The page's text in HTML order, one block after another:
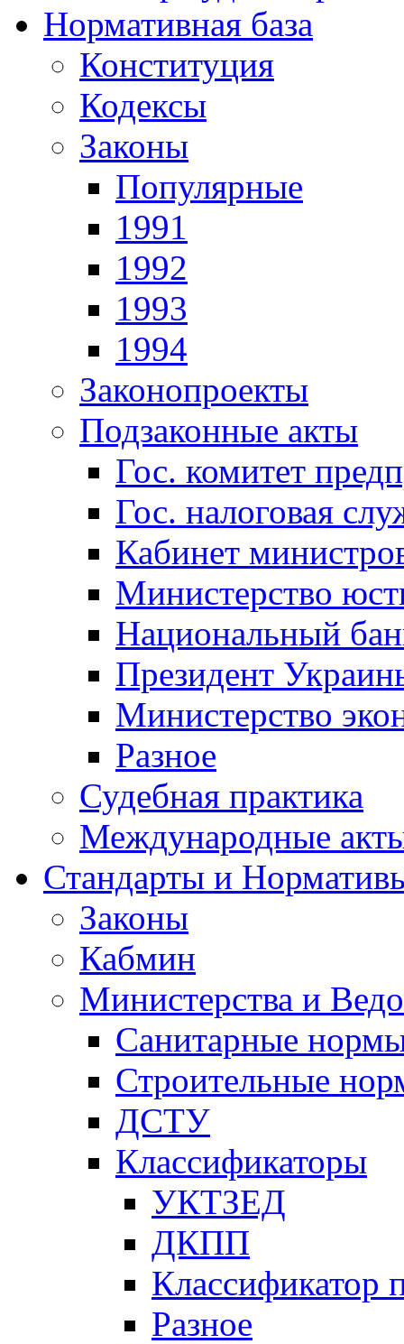
Нормативная база
Конституция
Кодексы
Законы
Популярные
1991
1992
1993
1994
Законопроекты
Подзаконные акты
Гос. комитет
Гос. налоговая
Кабинет
Министерство
Национальный
Президент
Министерство
Разное
Судебная практика
Международные
Стандарты и
Законы
Кабмин
Министерства и
Санитарные
Строительные
ДСТУ
Классификаторы
УКТЗЕД
ДКПП
Классификатор
Разное